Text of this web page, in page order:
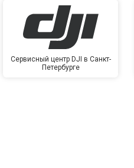
Сервисный центр DJI в Санкт-
Петербурге